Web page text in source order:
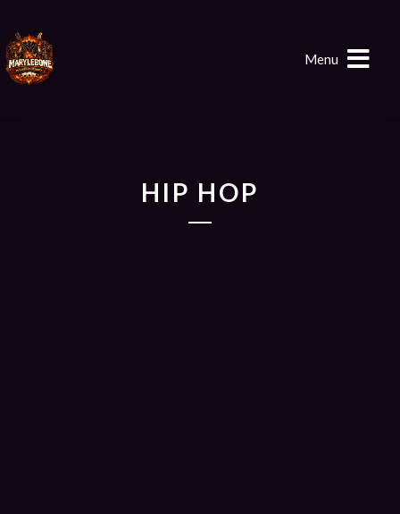
Menu
HIP HOP
DJ SONAAR